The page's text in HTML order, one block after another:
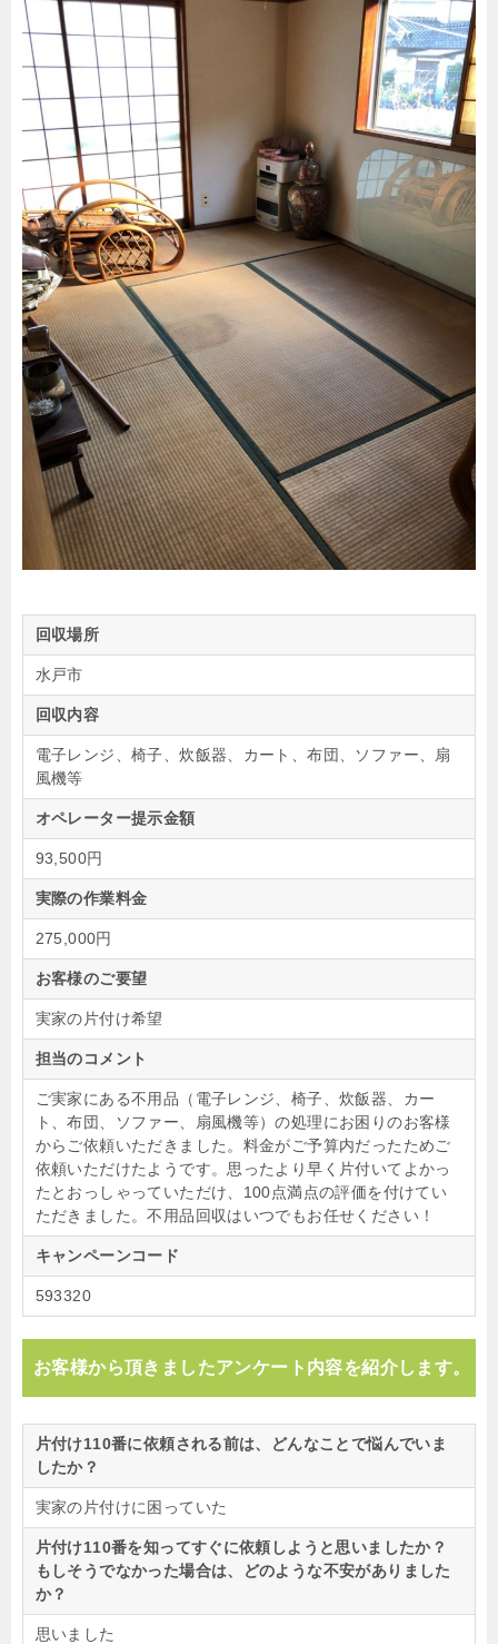
回収場所
水戸市
回収内容
電子レンジ、椅子、炊飯器、カート、布団、ソファー、扇
風機等
オペレーター提示金額
93,500円
実際の作業料金
275,000円
お客様のご要望
実家の片付け希望
担当のコメント
ご実家にある不用品（電子レンジ、椅子、炊飯器、カー
ト、布団、ソファー、扇風機等）の処理にお困りのお客様
からご依頼いただきました。料金がご予算内だったためご
依頼いただけたようです。思ったより早く片付いてよかっ
たとおっしゃっていただけ、100点満点の評価を付けてい
ただきました。不用品回収はいつでもお任せください！
キャンペーンコード
593320
お客様から頂きましたアンケート内容を紹介します。
片付け110番に依頼される前は、どんなことで悩んでいま
したか？
実家の片付けに困っていた
片付け110番を知ってすぐに依頼しようと思いましたか？
もしそうでなかった場合は、どのような不安がありました
か？
思いました